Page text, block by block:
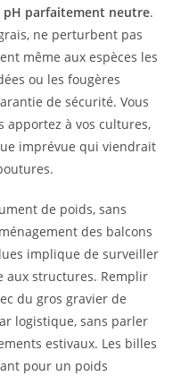
pH parfaitement neutre.
ne perturbent pas
même aux espèces les
ou les fougères
de sécurité. Vous
apportez à vos cultures,
imprévue qui viendrait
de poids, sans
des balcons
implique de surveiller
aux structures. Remplir
du gros gravier de
logistique, sans parler
estivaux. Les billes
pour un poids